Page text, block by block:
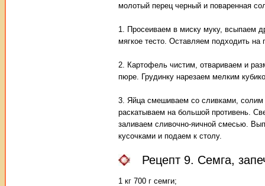
молотый перец черный и поваренная
1. Просеиваем в миску муку, всыпаем
мягкое тесто. Оставляем подходить на
2. Картофель чистим, отвариваем и
пюре. Грудинку нарезаем мелким
3. Яйца смешиваем со сливками,
раскатываем на большой противень.
заливаем сливочно-яичной смесью.
кусочками и подаем к столу.
Рецепт 9. Семга,
1 кг 700 г семги;